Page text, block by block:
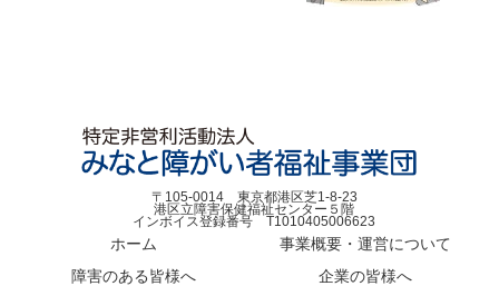
〒105-0014 東京都港区芝1-8-23
港区立障害保健福祉センター５階
インボイス登録番号 T1010405006623
ホーム
事業概要・運営について
障害のある皆様へ
企業の皆様へ